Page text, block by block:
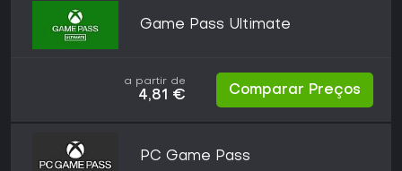
Game Pass Ultimate
a partir de
4,81 € Comparar Preços
PC Game Pass